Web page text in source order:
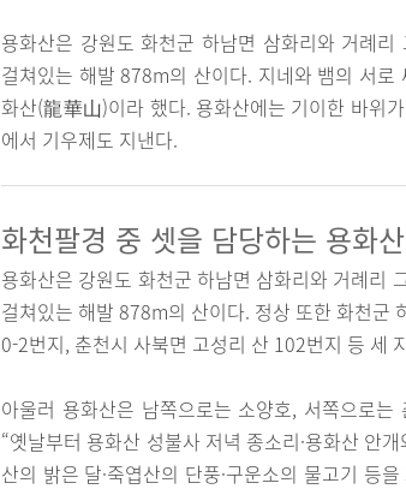
용화산은 강원도 화천군 하남면 삼화리와 거례
걸쳐있는 해발 878m의 산이다. 지네와 뱀의 서
화산(龍華山)이라 했다. 용화산에는 기이한 바위
에서 기우제도 지낸다.
화천팔경 중 셋을 담당하는 용화산
용화산은 강원도 화천군 하남면 삼화리와 거례리
걸쳐있는 해발 878m의 산이다. 정상 또한 화천군
0-2번지, 춘천시 사북면 고성리 산 102번지 등 세
아울러 용화산은 남쪽으로는 소양호, 서쪽으로
“옛날부터 용화산 성불사 저녁 종소리·용화산 안
산의 밝은 달·죽엽산의 단풍·구운소의 물고기 등